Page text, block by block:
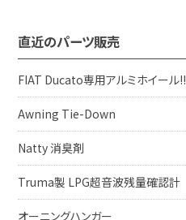
直近のパーツ販売
FIAT Ducato専用アルミホイール!!
Awning Tie-Down
Natty 消臭剤
Truma製 LPG超音波残量確認計
オーニングハンガー